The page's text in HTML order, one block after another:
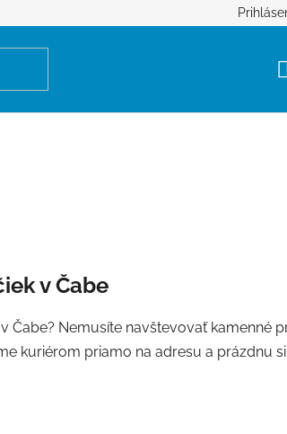
v Čabe
Nemusíte navštevovať kamenné
kuriérom priamo na adresu a prázdnu